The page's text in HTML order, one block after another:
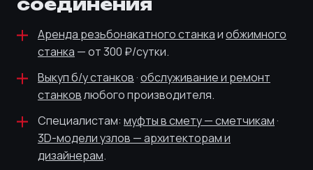
Аренда резьбонакатного станкаиобжимного
станка — от 300 ₽/сутки.
Выкуп б/у станков ·обслуживание и ремонт
станковлюбого производителя.
Специалистам: муфты в смету — сметчикам ·
3D-модели узлов — архитекторам и
дизайнерам.